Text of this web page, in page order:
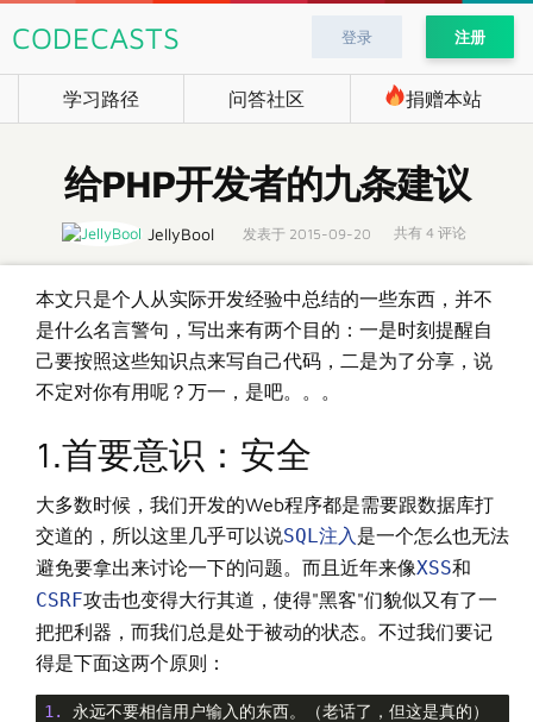
CODECASTS 登录 注册
学习路径 问答社区 捐赠本站
给PHP开发者的九条建议
JellyBool 发表于 2015-09-20 共有 4 评论
本文只是个人从实际开发经验中总结的一些东西，并不
是什么名言警句，写出来有两个目的：一是时刻提醒自
己要按照这些知识点来写自己代码，二是为了分享，说
不定对你有用呢？万一，是吧。。。
1.首要意识：安全
大多数时候，我们开发的Web程序都是需要跟数据库打
交道的，所以这里几乎可以说SQL注入是一个怎么也无法
避免要拿出来讨论一下的问题。而且近年来像XSS和
CSRF攻击也变得大行其道，使得"黑客"们貌似又有了一
把把利器，而我们总是处于被动的状态。不过我们要记
得是下面这两个原则：
1. 永远不要相信用户输入的东西。（老话了，但这是真的）